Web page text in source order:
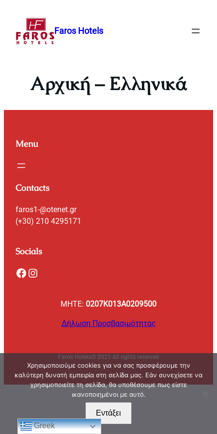
περιεχόμενο
Faros Hotels
Αρχική – Ελληνικά
Menu
Contacts
faros1-@otenet.gr
(+30) 210 4295171
Socials
Facebook Instagram
ΜΗΤΕ: 0207K013A0209500
Δήλωση Προσβασιμότητας
Faros Hotels© 2025 All rights reserved
Greek
Χρησιμοποιούμε cookies για να σας προσφέρουμε την
καλύτερη δυνατή εμπειρία στη σελίδα μας. Εάν συνεχίσετε να
χρησιμοποιείτε τη σελίδα, θα υποθέσουμε πως είστε
ικανοποιημένοι με αυτό.
Εντάξει